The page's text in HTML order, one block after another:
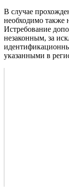
В случае
необходимо также
Истребование
незаконным, за
указанными в